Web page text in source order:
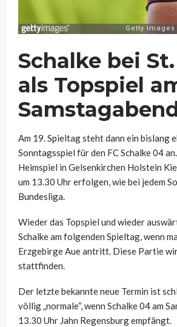
Schalke bei
als Topspiel
Am 19. Spieltag steht dann ein bislang
Sonntagsspiel für den FC Schalke 04
Heimspiel in Gelsenkirchen Holstein
um 13.30 Uhr erfolgen, wie bei jedem
Bundesliga.
Wieder das Topspiel und wieder
Schalke am folgenden Spieltag, wenn
Erzgebirge Aue antritt. Diese Partie
stattfinden.
Der letzte bekannte neue Termin ist
völlig „normale“, wenn Schalke 04 am
13.30 Uhr Jahn Regensburg empfängt.